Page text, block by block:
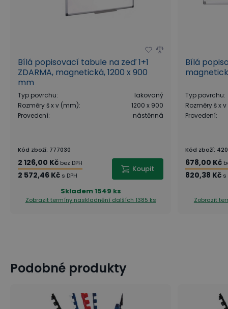
Bílá popisovací tabule na zeď 1+1
ZDARMA, magnetická, 1200 x 900
mm
Typ povrchu:
lakovaný
Rozměry š x v (mm):
1200 x 900
Provedení: nástěnná
Kód zboží: 777030
2 126,00 Kč bez DPH
2 572,46 Kč s DPH
Koupit
Skladem1549 ks
Zobrazit termíny naskladnění dalších 1385 ks
Bílá
Typ povrchu:
Rozměry š x
Provedení:
Kód zboží:
678,00 Kč
820,38 Kč s
Zobrazit
NÁŠ TIP: Vše pro archivaci a skartaci dokumentů
Standardní formáty papíru
Podobné produkty